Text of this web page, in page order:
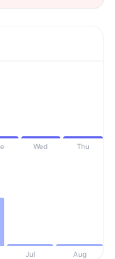
Wed Thu
Jul Aug